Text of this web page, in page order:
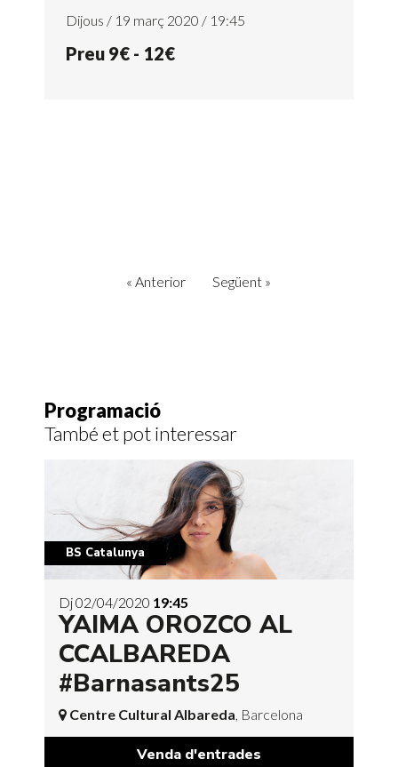
Dijous / 19 març 2020 / 19:45
Preu 9€ - 12€
« Anterior Següent »
Programació
També et pot interessar
BS Catalunya
Dj 02/04/2020 19:45
YAIMA OROZCO AL
CCALBAREDA
#Barnasants25
Centre Cultural Albareda, Barcelona
Venda d'entrades